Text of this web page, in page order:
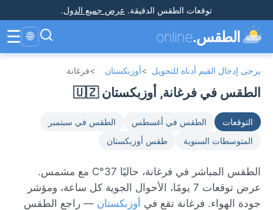
توقعات الطقس الدقيقة. عرض جميع الدول.
الطقس.online
🌐
☰
يرجى إدخال القيم أدناه للتحويل >أوزبكستان >فرغانة
الطقس في فرغانة, أوزبكستان 🇺🇿
التوقعات الطقس في أغسطس
الطقس في سبتمبر
المتوسطات السنوية
طقس أوزبكستان
الطقس المباشر في فرغانة، حاليًا 37°C مع مشمس.
عرض توقعات 7 يومًا، الأحوال الجوية كل ساعة، ومؤشر
جودة الهواء. فرغانة تقع في أوزبكستان — راجع الطقس